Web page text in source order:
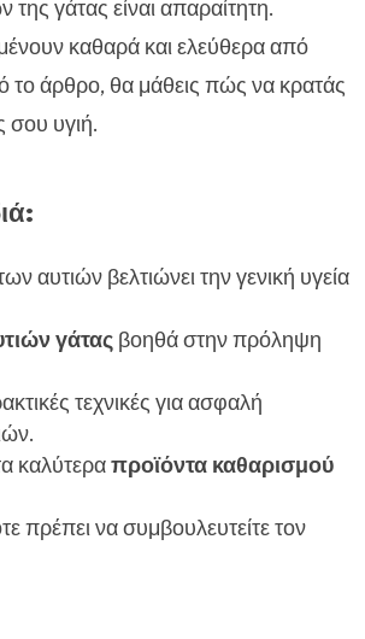
για τον καθαρισμό αυτιών της
αυτιών γάτας: Βήμα-βήμα οδηγίες
πρέπει να αποφύγετε κατά τον
γάτα σας
αυτιών στις γάτες και πώς
τον κτηνίατρό σας
για τον καθαρισμό αυτιών
σωστής διατροφής για την υγεία
γάτας
να διατηρείτε καθαρά τα αυτιά
της γάτας είναι απαραίτητη.
καθαρά και ελεύθερα από
το άρθρο, θα μάθεις πώς να κρατάς
σου υγιή.
αυτιών βελτιώνει την γενική υγεία
γάταςβοηθά στην πρόληψη
τεχνικές για ασφαλή
καλύτεραπροϊόντα καθαρισμού
πρέπει να συμβουλευτείτε τον